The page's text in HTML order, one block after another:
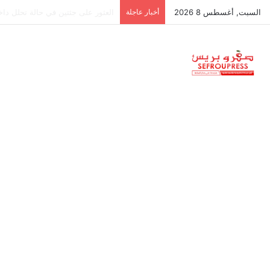
السبت, أغسطس 8 2026 أخبار عاجلة